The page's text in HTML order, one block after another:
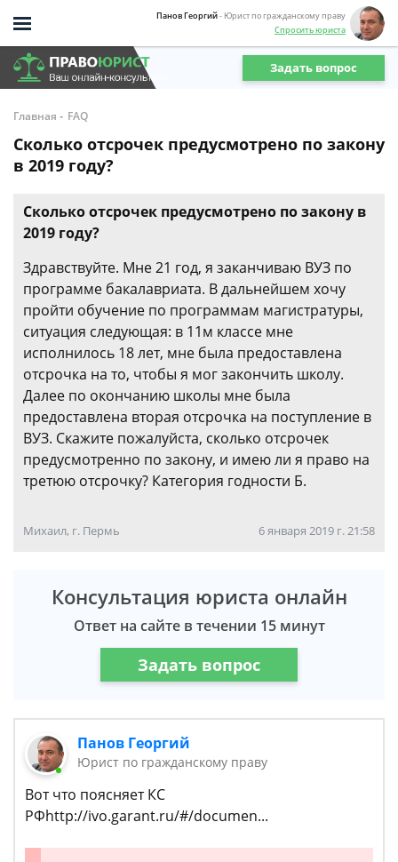
Панов Георгий- Юрист по гражданскому праву
Спросить юриста
Задать вопрос
Главная - FAQ
Сколько отсрочек предусмотрено по закону
в 2019 году?
Сколько отсрочек предусмотрено по закону в
2019 году?
Здравствуйте. Мне 21 год, я заканчиваю ВУЗ по
программе бакалавриата. В дальнейшем хочу
пройти обучение по программам магистратуры,
ситуация следующая: в 11м классе мне
исполнилось 18 лет, мне была предоставлена
отсрочка на то, чтобы я мог закончить школу.
Далее по окончанию школы мне была
предоставлена вторая отсрочка на поступление в
ВУЗ. Скажите пожалуйста, сколько отсрочек
предусмотренно по закону, и имею ли я право на
третюю отсрочку? Категория годности Б.
Михаил, г. Пермь 6 января 2019 г. 21:58
Консультация юриста онлайн
Ответ на сайте в течении 15 минут
Задать вопрос
Панов Георгий
Юрист по гражданскому праву
Вот что поясняет КС
РФhttp://ivo.garant.ru/#/documen...